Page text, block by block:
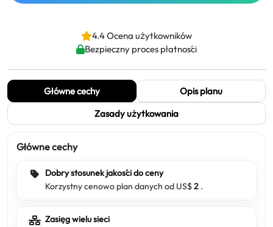
4.4 Ocena użytkowników
Bezpieczny proces płatności
Główne cechy
Opis planu
Zasady użytkowania
Główne cechy
Dobry stosunek jakości do ceny
Korzystny cenowo plan danych od US$2 .
Zasięg wielu sieci